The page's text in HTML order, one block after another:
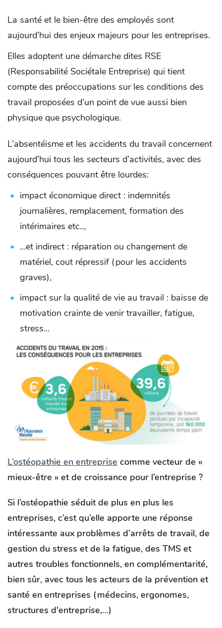
La santé et le bien-être des employés sont
aujourd’hui des enjeux majeurs pour les entreprises.
Elles adoptent une démarche dites RSE
(Responsabilité Sociétale Entreprise) qui tient
compte des préoccupations sur les conditions des
travail proposées d’un point de vue aussi bien
physique que psychologique.
L’absentéisme et les accidents du travail concernent
aujourd’hui tous les secteurs d’activités, avec des
conséquences pouvant être lourdes:
impact économique direct : indemnités
journalières, remplacement, formation des
intérimaires etc..,
…et indirect : réparation ou changement de
matériel, cout répressif (pour les accidents
graves),
impact sur la qualité de vie au travail : baisse de
motivation crainte de venir travailler, fatigue,
stress…
L’ostéopathie en entreprise comme vecteur de «
mieux-être » et de croissance pour l’entreprise ?
Si l’ostéopathie séduit de plus en plus les
entreprises, c’est qu’elle apporte une réponse
intéressante aux problèmes d’arrêts de travail, de
gestion du stress et de la fatigue, des TMS et
autres troubles fonctionnels, en complémentarité,
bien sûr, avec tous les acteurs de la prévention et
santé en entreprises (médecins, ergonomes,
structures d'entreprise,…)